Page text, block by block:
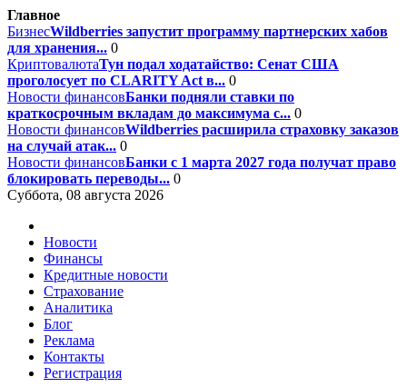
Главное
БизнесWildberries запустит программу партнерских хабов
для хранения... 0
КриптовалютаТун подал ходатайство: Сенат США
проголосует по CLARITY Act в... 0
Новости финансовБанки подняли ставки по
краткосрочным вкладам до максимума с... 0
Новости финансовWildberries расширила страховку заказов
на случай атак... 0
Новости финансовБанки с 1 марта 2027 года получат право
блокировать переводы... 0
Суббота, 08 августа 2026
Новости
Финансы
Кредитные новости
Страхование
Аналитика
Блог
Реклама
Контакты
Регистрация